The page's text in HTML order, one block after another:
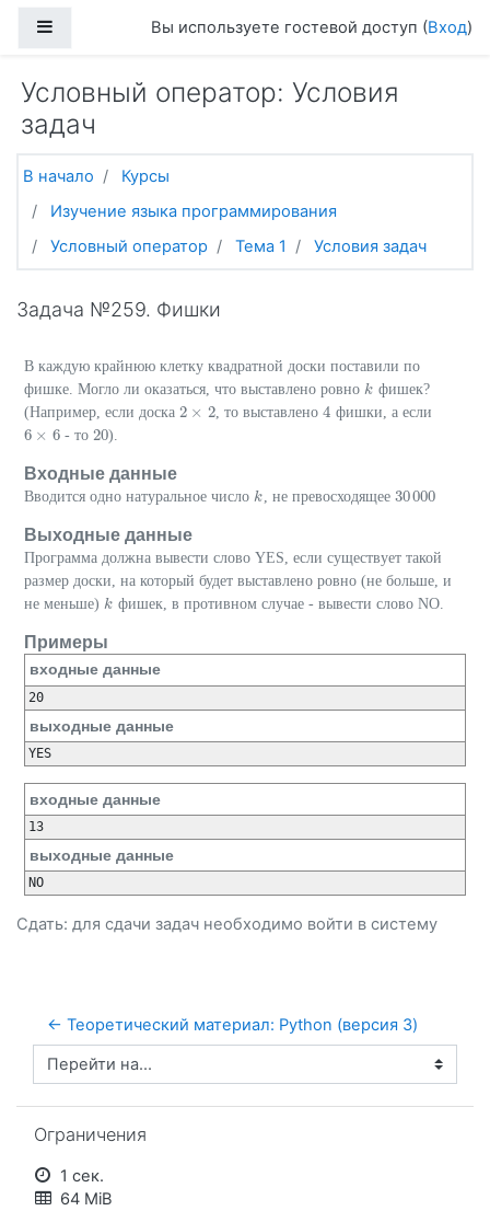
Боковая панельВы используете гостевой доступ (Вход)
Условный оператор: Условия
задач
В начало
Курсы
Изучение языка программирования
Условный оператор
Тема 1 Условия задач
Задача №259. Фишки
В каждую крайнюю клетку квадратной доски поставили по
фишке. Могло ли оказаться, что выставлено ровно k
k фишек?
(Например, если доска 2 × 2
2 ×2 , то выставлено4
4 фишки, а если
6 × 6
6 ×6 - то20
20).
Входные данные
Вводится одно натуральное число k
k , не превосходящее 30000
30000
Выходные данные
Программа должна вывести слово YES, если существует такой
размер доски, на который будет выставлено ровно (не больше, и
не меньше) k
k фишек, в противном случае - вывести слово NO.
Примеры
входные данные
выходные данные
входные данные
выходные данные
Сдать: для сдачи задач необходимо войти в систему
← Теоретический материал: Python (версия 3)
Перейти на...
Ограничения
1 сек.
64 MiB